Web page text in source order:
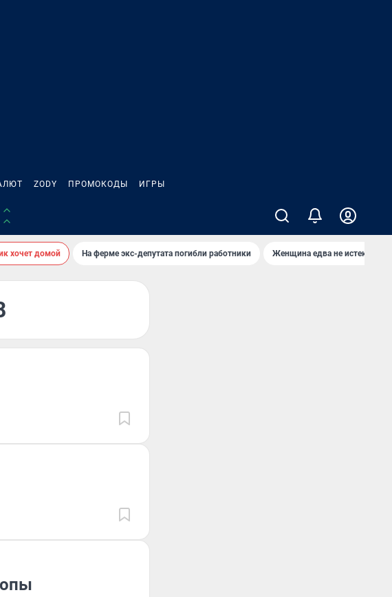
ZODY ПРОМОКОДЫ ИГРЫ
хочет домой На ферме экс-депутата погибли работники Женщина едва не истекла